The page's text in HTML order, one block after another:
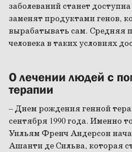
заболеваний станет
заменят продуктами генов,
вырабатывать сам. Средняя
человека в таких условиях
О лечении людей с
терапии
– Днем рождения генной
сентября 1990 года. Именно
Уильям Френч Андерсон
Ашанти де Сильва, которая